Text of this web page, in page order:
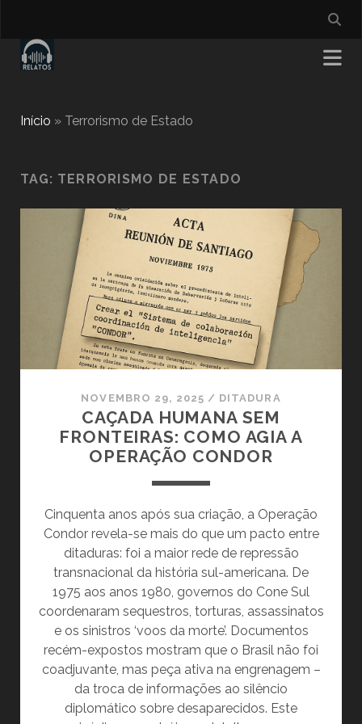
Início » Terrorismo de Estado
TAG: TERRORISMO DE ESTADO
NOVEMBRO 29, 2025 / DITADURA
CAÇADA HUMANA SEM
FRONTEIRAS: COMO AGIA A
OPERAÇÃO CONDOR
Cinquenta anos após sua criação, a Operação
Condor revela-se mais do que um pacto entre
ditaduras: foi a maior rede de repressão
transnacional da história sul-americana. De
1975 aos anos 1980, governos do Cone Sul
coordenaram sequestros, torturas, assassinatos
e os sinistros ‘voos da morte’. Documentos
recém-expostos mostram que o Brasil não foi
coadjuvante, mas peça ativa na engrenagem –
da troca de informações ao silêncio
diplomático sobre desaparecidos. Este